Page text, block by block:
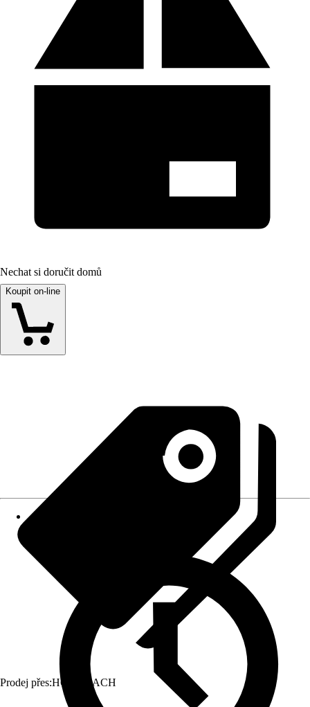
Nechat si doručit domů
Koupit on-line
Prodej přes:HORNBACH